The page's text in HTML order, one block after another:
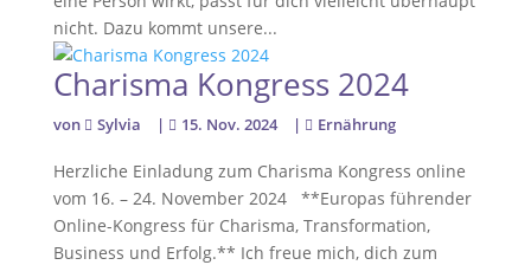
nicht. Dazu kommt unsere...
Charisma Kongress 2024
von Sylvia | 15. Nov. 2024 | Ernährung
Herzliche Einladung zum Charisma Kongress online
vom 16. – 24. November 2024 **Europas führender
Online-Kongress für Charisma, Transformation,
Business und Erfolg.** Ich freue mich, dich zum